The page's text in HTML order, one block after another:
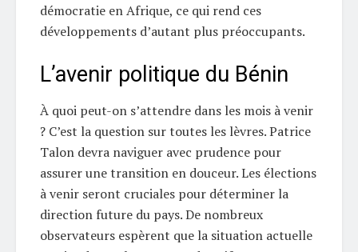
démocratie en Afrique, ce qui rend ces
développements d’autant plus préoccupants.
L’avenir politique du Bénin
À quoi peut-on s’attendre dans les mois à venir
? C’est la question sur toutes les lèvres. Patrice
Talon devra naviguer avec prudence pour
assurer une transition en douceur. Les élections
à venir seront cruciales pour déterminer la
direction future du pays. De nombreux
observateurs espèrent que la situation actuelle